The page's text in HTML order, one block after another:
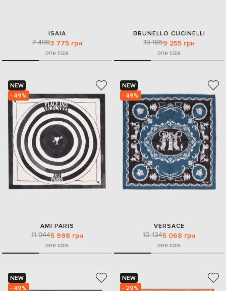
ISAIA
7 4983 775 грн
one size
BRUNELLO CUCINELLI
13 1859 255 грн
one size
NEW
- 49%
AMI PARIS
11 9445 998 грн
one size
NEW
- 49%
VERSACE
10 1345 068 грн
one size
NEW
- 49%
NEW
- 29%